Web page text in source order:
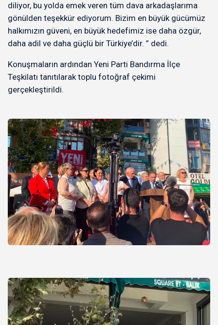
diliyor, bu yolda emek veren tüm dava arkadaşlarıma
gönülden teşekkür ediyorum. Bizim en büyük gücümüz
halkımızın güveni, en büyük hedefimiz ise daha özgür,
daha adil ve daha güçlü bir Türkiye’dir. ” dedi.
Konuşmaların ardından Yeni Parti Bandırma İlçe
Teşkilatı tanıtılarak toplu fotoğraf çekimi
gerçekleştirildi.